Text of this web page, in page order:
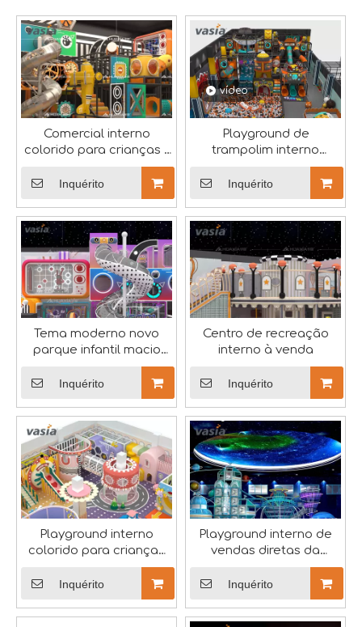
A exposição de equipamentos de diversão Toy Town terminou com sucesso
A exposição atraiu numerosos compradores
Na vibrante tapeçaria da cultura chinesa, o Festival do
Comercial interno
colorido para crianças -
Inquérito
vídeo
Playground de
trampolim interno
personalizável-Vasia
Inquérito
Tema moderno novo
parque infantil macio
Inquérito
Centro de recreação
interno à venda
Inquérito
Playground interno
colorido para crianças
para venda-Vasia
Inquérito
Playground interno de
vendas diretas da
Inquérito